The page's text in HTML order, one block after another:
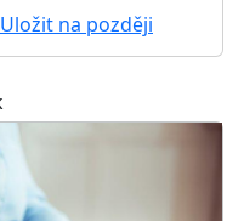
Uložit na později